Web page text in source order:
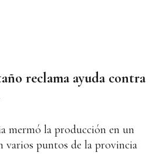
reclama ayuda contra
mermó la producción en un
varios puntos de la provincia